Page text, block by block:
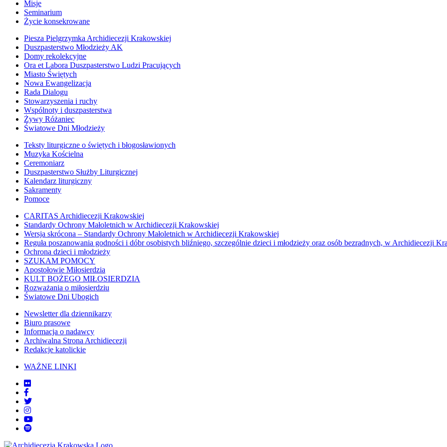
Misje
Seminarium
Życie konsekrowane
Piesza Pielgrzymka Archidiecezji Krakowskiej
Duszpasterstwo Młodzieży AK
Domy rekolekcyjne
Ora et Labora Duszpasterstwo Ludzi Pracujących
Miasto Świętych
Nowa Ewangelizacja
Rada Dialogu
Stowarzyszenia i ruchy
Wspólnoty i duszpasterstwa
Żywy Różaniec
Światowe Dni Młodzieży
Teksty liturgiczne o świętych i błogosławionych
Muzyka Kościelna
Ceremoniarz
Duszpasterstwo Służby Liturgicznej
Kalendarz liturgiczny
Sakramenty
Pomoce
CARITAS Archidiecezji Krakowskiej
Standardy Ochrony Małoletnich w Archidiecezji Krakowskiej
Wersja skrócona – Standardy Ochrony Małoletnich w Archidiecezji Krakowskiej
Reguła poszanowania godności i dóbr osobistych bliźniego, szczególnie dzieci i młodzieży oraz osób bezradnych, w Archidiecezji
Ochrona dzieci i młodzieży
SZUKAM POMOCY
Apostołowie Miłosierdzia
KULT BOŻEGO MIŁOSIERDZIA
Rozważania o miłosierdziu
Światowe Dni Ubogich
Newsletter dla dziennikarzy
Biuro prasowe
Informacja o nadawcy
Archiwalna Strona Archidiecezji
Redakcje katolickie
WAŻNE LINKI